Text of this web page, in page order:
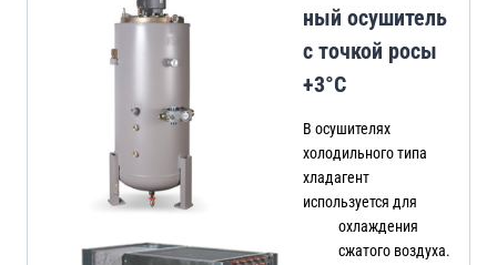
ный осушитель
с точкой росы
+3°C
В осушителях
холодильного типа
хладагент
используется для
охлаждения
сжатого воздуха.